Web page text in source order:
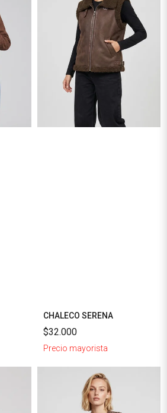
CHALECO SERENA
$32.000
Precio mayorista